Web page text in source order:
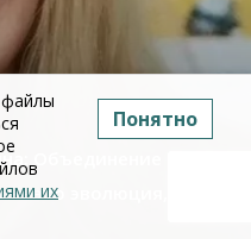
Объединение ЕГЭ по
это эволюция, а не
их
Понятно